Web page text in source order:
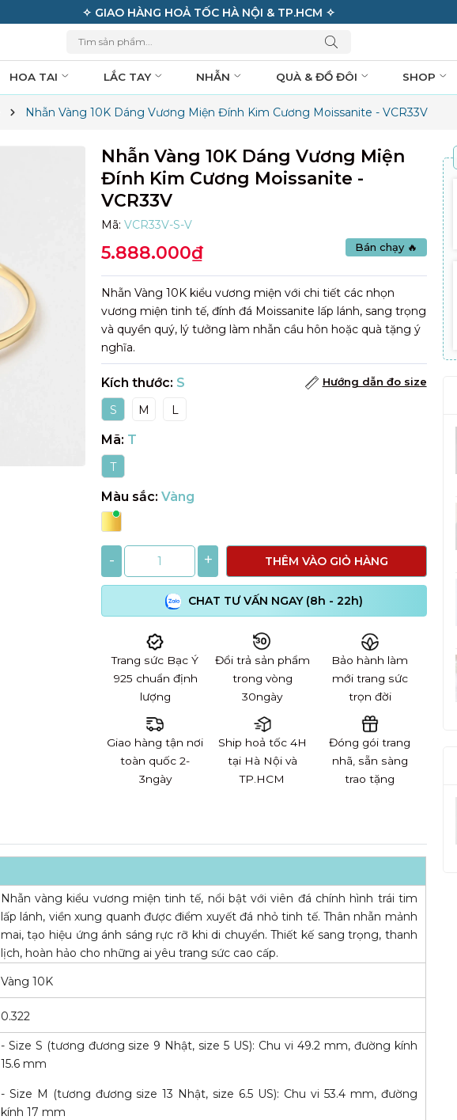
✧ GIAO HÀNG HOẢ TỐC HÀ NỘI & TP.HCM ✧
HOA TAI LẮC TAY NHẪN QUÀ & ĐỒ ĐÔI SHOP
Nhẫn Vàng 10K Dáng Vương Miện Đính Kim Cương Moissanite - VCR33V
Nhẫn Vàng 10K Dáng Vương Miện
Đính Kim Cương Moissanite -
VCR33V
Mã:VCR33V-S-V
Bán chạy 🔥
5.888.000₫
Nhẫn Vàng 10K kiểu vương miện với chi tiết các nhọn
vương miện tinh tế, đính đá Moissanite lấp lánh, sang trọng
và quyền quý, lý tưởng làm nhẫn cầu hôn hoặc quà tặng ý
nghĩa.
Kích thước: S Hướng dẫn đo size
S M L
Mã: T
T
Màu sắc:Vàng
- + THÊM VÀO GIỎ HÀNG
CHAT TƯ VẤN NGAY (8h - 22h)
Trang sức Bạc Ý
925 chuẩn định
lượng
Đổi trả sản phẩm
trong vòng
30ngày
Bảo hành làm
mới trang sức
trọn đời
Giao hàng tận nơi
toàn quốc 2-
3ngày
Ship hoả tốc 4H
tại Hà Nội và
TP.HCM
Đóng gói trang
nhã, sẵn sàng
trao tặng
Nhẫn vàng kiểu vương miện tinh tế, nổi bật với viên đá chính hình trái tim
lấp lánh, viền xung quanh được điểm xuyết đá nhỏ tinh tế. Thân nhẫn mảnh
mai, tạo hiệu ứng ánh sáng rực rỡ khi di chuyển. Thiết kế sang trọng, thanh
lịch, hoàn hảo cho những ai yêu trang sức cao cấp.
Vàng 10K
0.322
- Size S (tương đương size 9 Nhật, size 5 US): Chu vi 49.2 mm, đường kính
15.6 mm
- Size M (tương đương size 13 Nhật, size 6.5 US): Chu vi 53.4 mm, đường
kính 17 mm